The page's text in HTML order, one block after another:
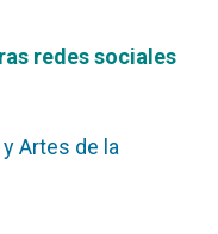
redes sociales
Artes de la